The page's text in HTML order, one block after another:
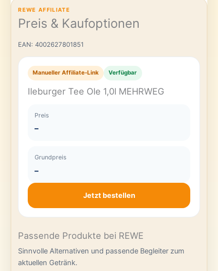
REWE AFFILIATE
Preis & Kaufoptionen
EAN: 4002627801851
Manueller Affiliate-Link Verfügbar
Ileburger Tee Ole 1,0l MEHRWEG
Preis
–
Grundpreis
–
Jetzt bestellen
Passende Produkte bei REWE
Sinnvolle Alternativen und passende Begleiter zum
aktuellen Getränk.